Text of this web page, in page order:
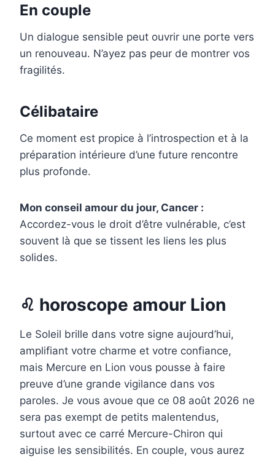
En couple
Un dialogue sensible peut ouvrir une porte vers
un renouveau. N’ayez pas peur de montrer vos
fragilités.
Célibataire
Ce moment est propice à l’introspection et à la
préparation intérieure d’une future rencontre
plus profonde.
Mon conseil amour du jour, Cancer :
Accordez-vous le droit d’être vulnérable, c’est
souvent là que se tissent les liens les plus
solides.
♌ horoscope amour Lion
Le Soleil brille dans votre signe aujourd’hui,
amplifiant votre charme et votre confiance,
mais Mercure en Lion vous pousse à faire
preuve d’une grande vigilance dans vos
paroles. Je vous avoue que ce 08 août 2026 ne
sera pas exempt de petits malentendus,
surtout avec ce carré Mercure-Chiron qui
aiguise les sensibilités. En couple, vous aurez